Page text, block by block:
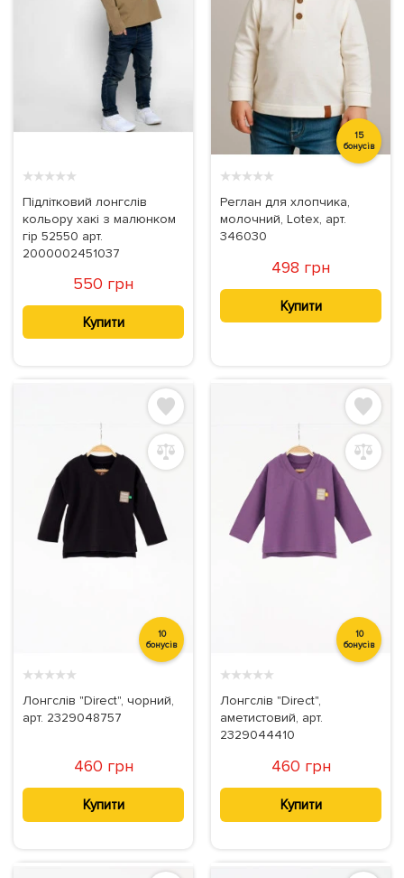
★★★★★
Підлітковий лонгслів
кольору хакі з малюнком
гір 52550 арт.
2000002451037
550 грн
Купити
15
бонусів
★★★★★
Реглан для хлопчика,
молочний, Lotex, арт.
346030
498 грн
Купити
10
бонусів
★★★★★
Лонгслів "Direct", чорний,
арт. 2329048757
460 грн
Купити
10
бонусів
★★★★★
Лонгслів "Direct",
аметистовий, арт.
2329044410
460 грн
Купити